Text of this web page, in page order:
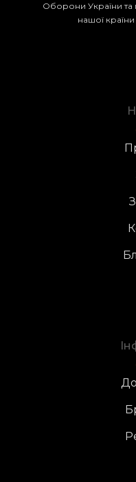
Оборони України та
нашої країни